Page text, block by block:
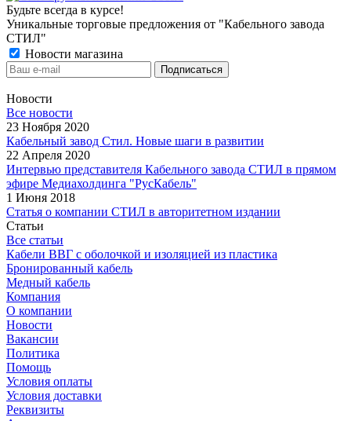
Будьте всегда в курсе!
Уникальные торговые предложения от "Кабельного завода
СТИЛ"
Новости магазина
Новости
Все новости
23 Ноября 2020
Кабельный завод Стил. Новые шаги в развитии
22 Апреля 2020
Интервью представителя Кабельного завода СТИЛ в прямом
эфире Медиахолдинга "РусКабель"
1 Июня 2018
Статья о компании СТИЛ в авторитетном издании
Статьи
Все статьи
Кабели ВВГ с оболочкой и изоляцией из пластика
Бронированный кабель
Медный кабель
Компания
О компании
Новости
Вакансии
Политика
Помощь
Условия оплаты
Условия доставки
Реквизиты